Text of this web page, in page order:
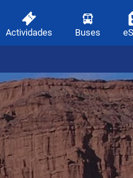
Actividades Buses